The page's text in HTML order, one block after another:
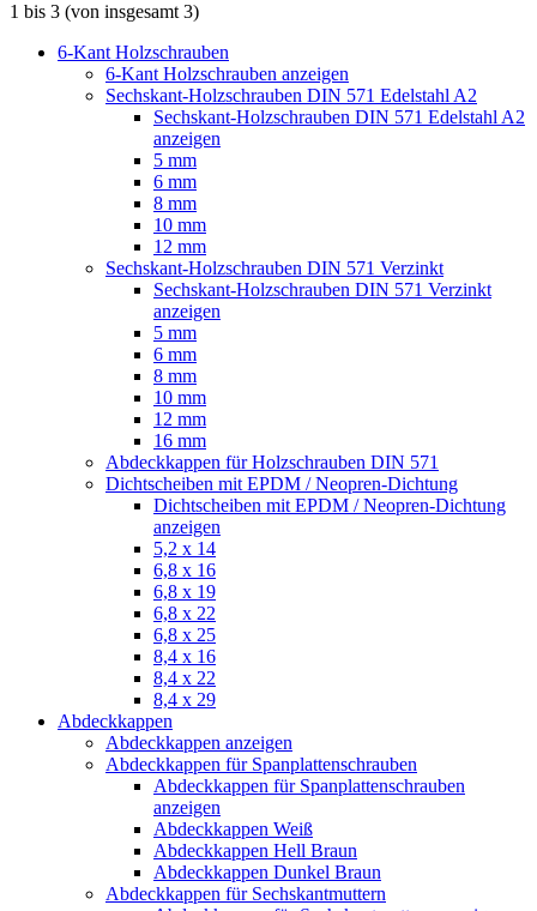
1 bis 3 (von insgesamt 3)
6-Kant Holzschrauben
6-Kant Holzschrauben anzeigen
Sechskant-Holzschrauben DIN 571 Edelstahl A2
Sechskant-Holzschrauben DIN 571 Edelstahl A2
anzeigen
5 mm
6 mm
8 mm
10 mm
12 mm
Sechskant-Holzschrauben DIN 571 Verzinkt
Sechskant-Holzschrauben DIN 571 Verzinkt
anzeigen
5 mm
6 mm
8 mm
10 mm
12 mm
16 mm
Abdeckkappen für Holzschrauben DIN 571
Dichtscheiben mit EPDM / Neopren-Dichtung
Dichtscheiben mit EPDM / Neopren-Dichtung
anzeigen
5,2 x 14
6,8 x 16
6,8 x 19
6,8 x 22
6,8 x 25
8,4 x 16
8,4 x 22
8,4 x 29
Abdeckkappen
Abdeckkappen anzeigen
Abdeckkappen für Spanplattenschrauben
Abdeckkappen für Spanplattenschrauben
anzeigen
Abdeckkappen Weiß
Abdeckkappen Hell Braun
Abdeckkappen Dunkel Braun
Abdeckkappen für Sechskantmuttern